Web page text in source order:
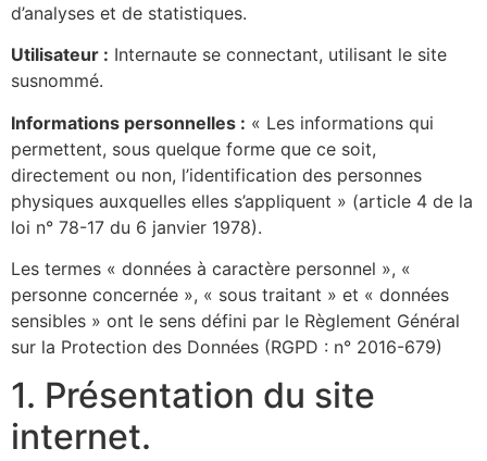
d’analyses et de statistiques.
Utilisateur : Internaute se connectant, utilisant le site
susnommé.
Informations personnelles : « Les informations qui
permettent, sous quelque forme que ce soit,
directement ou non, l’identification des personnes
physiques auxquelles elles s’appliquent » (article 4 de la
loi n° 78-17 du 6 janvier 1978).
Les termes « données à caractère personnel », «
personne concernée », « sous traitant » et « données
sensibles » ont le sens défini par le Règlement Général
sur la Protection des Données (RGPD : n° 2016-679)
1. Présentation du site
internet.